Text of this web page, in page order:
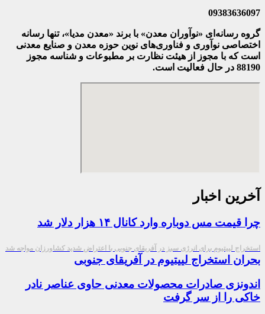
09383636097
گروه رسانه‌ای «نوآوران معدن» با برند «معدن مدیا»، تنها رسانه
اختصاصی نوآوری و فناوری‌های نوین حوزه معدن و صنایع معدنی‌
است که با مجوز از هیئت نظارت بر مطبوعات و شناسه مجوز
88190 در حال فعالیت است.
آخرین اخبار
چرا قیمت مس دوباره وارد کانال ۱۴ هزار دلار شد
استخراج لییتیوم برای انرژی سبز در آفریقای جنوبی با اعتراض شدید کشاورزان مواجه شد
بحران استخراج لییتیوم در آفریقای جنوبی
اندونزی صادرات محصولات معدنی حاوی عناصر نادر
خاکی را از سر گرفت